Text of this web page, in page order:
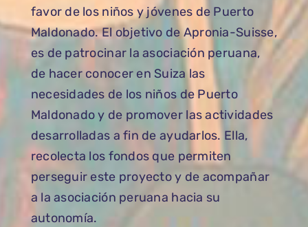
favor de los niños y jóvenes de Puerto
Maldonado. El objetivo de Apronia-Suisse,
es de patrocinar la asociación peruana,
de hacer conocer en Suiza las
necesidades de los niños de Puerto
Maldonado y de promover las actividades
desarrolladas a fin de ayudarlos. Ella,
recolecta los fondos que permiten
perseguir este proyecto y de acompañar
a la asociación peruana hacia su
autonomía.